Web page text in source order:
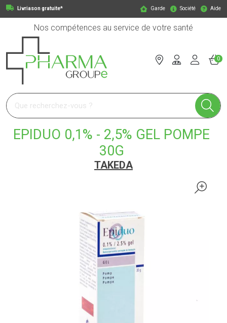
Livriason gratuite* Garde Société Aide
Nos compétences au service de votre santé
Pharmagroupe Votre pharmacie en ligne à votre service
0
EPIDUO 0,1% - 2,5% GEL POMPE
30G
TAKEDA